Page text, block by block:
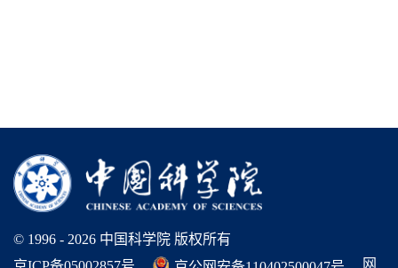
© 1996 - 2026 中国科学院 版权所有
网